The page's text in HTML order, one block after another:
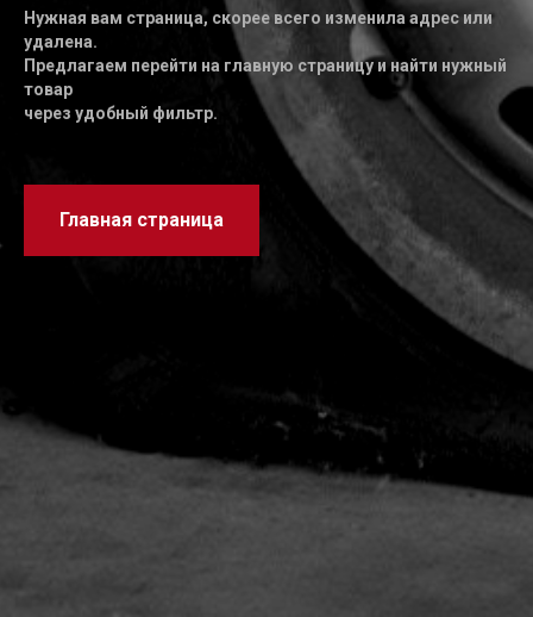
Нужная вам страница, скорее всего изменила адрес или
удалена.
Предлагаем перейти на главную страницу и найти нужный
товар
через удобный фильтр.
Главная страница